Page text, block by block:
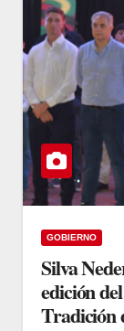
GOBIERNO
Silva
edición
Tradición